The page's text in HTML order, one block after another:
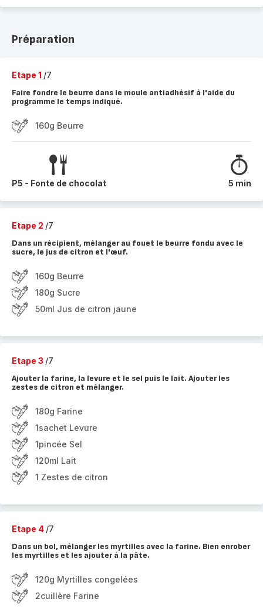
Préparation
Etape 1 /7
Faire fondre le beurre dans le moule antiadhésif à l'aide du
programme le temps indiqué.
160g Beurre
P5 - Fonte de chocolat 5 min
Etape 2 /7
Dans un récipient, mélanger au fouet le beurre fondu avec le
sucre, le jus de citron et l'œuf.
160g Beurre
180g Sucre
50ml Jus de citron jaune
Etape 3 /7
Ajouter la farine, la levure et le sel puis le lait. Ajouter les
zestes de citron et mélanger.
180g Farine
1sachet Levure
1pincée Sel
120ml Lait
1 Zestes de citron
Etape 4 /7
Dans un bol, mélanger les myrtilles avec la farine. Bien enrober
les myrtilles et les ajouter à la pâte.
120g Myrtilles congelées
2cuillère Farine